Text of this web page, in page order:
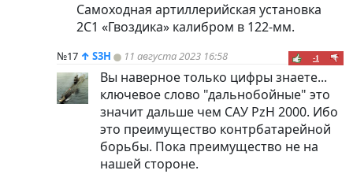
Самоходная артиллерийская установка
2С1 «Гвоздика» калибром в 122-мм.
№17 ↑ S3H 11 августа 2023 16:58 -1
Вы наверное только цифры знаете...
ключевое слово "дальнобойные" это
значит дальше чем САУ PzH 2000. Ибо
это преимущество контрбатарейной
борьбы. Пока преимущество не на
нашей стороне.